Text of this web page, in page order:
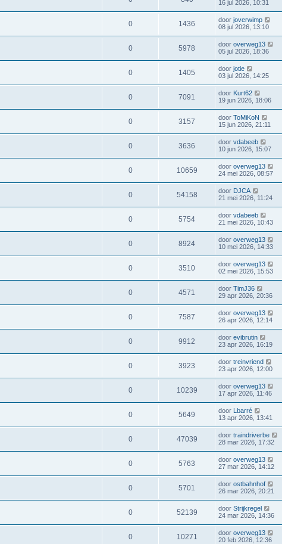
16 jul 2026, 10:31
0 1436 door joverwimp
08 jul 2026, 13:10
0 5978 door overweg13
05 jul 2026, 18:36
0 1405 door jotie
03 jul 2026, 14:25
0 7091 door Kurt62
19 jun 2026, 18:06
0 3157 door ToMiKoN
15 jun 2026, 21:11
0 3636 door vdabeeb
10 jun 2026, 15:07
0 10659 door overweg13
24 mei 2026, 08:57
0 54158 door DJCA
21 mei 2026, 11:24
0 5754 door vdabeeb
21 mei 2026, 10:43
0 8924 door overweg13
10 mei 2026, 14:33
0 3510 door overweg13
02 mei 2026, 15:53
0 4571 door TimJ36
29 apr 2026, 20:36
0 7587 door overweg13
26 apr 2026, 12:14
0 9912 door evibrutin
23 apr 2026, 16:19
0 3923 door treinvriend
23 apr 2026, 12:00
0 10239 door overweg13
17 apr 2026, 11:46
0 5649 door Lbarré
13 apr 2026, 13:41
0 47039 door traindriverbe
28 mar 2026, 17:32
0 5763 door overweg13
27 mar 2026, 14:12
0 5701 door ostbahnhof
26 mar 2026, 20:21
0 52139 door Strijkregel
24 mar 2026, 14:36
0 10271 door overweg13
20 feb 2026, 12:36